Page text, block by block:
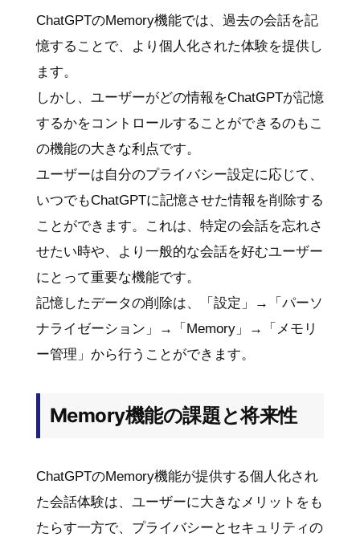
ChatGPTのMemory機能では、過去の会話を記
憶することで、より個人化された体験を提供し
ます。
しかし、ユーザーがどの情報をChatGPTが記憶
するかをコントロールすることができるのもこ
の機能の大きな利点です。
ユーザーは自分のプライバシー設定に応じて、
いつでもChatGPTに記憶させた情報を削除する
ことができます。これは、特定の会話を忘れさ
せたい時や、より一般的な会話を好むユーザー
にとって重要な機能です。
記憶したデータの削除は、「設定」→「パーソ
ナライゼーション」→「Memory」→「メモリ
ー管理」から行うことができます。
Memory機能の課題と将来性
ChatGPTのMemory機能が提供する個人化され
た会話体験は、ユーザーに大きなメリットをも
たらす一方で、プライバシーとセキュリティの